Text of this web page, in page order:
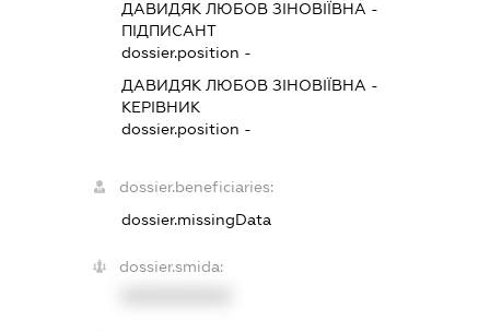
ДАВИДЯК ЛЮБОВ ЗІНОВІЇВНА -
ПІДПИСАНТ
dossier.position -
ДАВИДЯК ЛЮБОВ ЗІНОВІЇВНА -
КЕРІВНИК
dossier.position -
dossier.beneficiaries:
dossier.missingData
dossier.smida: